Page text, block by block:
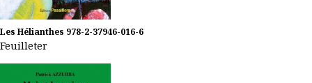
Les Hélianthes 978-2-37946-016-6
Feuilleter